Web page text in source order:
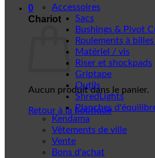
0
Chariot
Aucun produit dans le panier.
Retour à la boutique
Accessoires
Sacs
Bushings & Pivot
Roulements à
Matériel / vis
Riser et shockpads
Griptape
Outils
ShredLights
Planches
Kendama
Vêtements de ville
Vente
Bons d'achat